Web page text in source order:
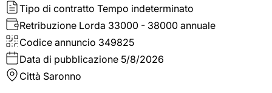
Tipo di contratto Tempo indeterminato
Retribuzione Lorda 33000 - 38000 annuale
Codice annuncio 349825
Data di pubblicazione 5/8/2026
Città Saronno